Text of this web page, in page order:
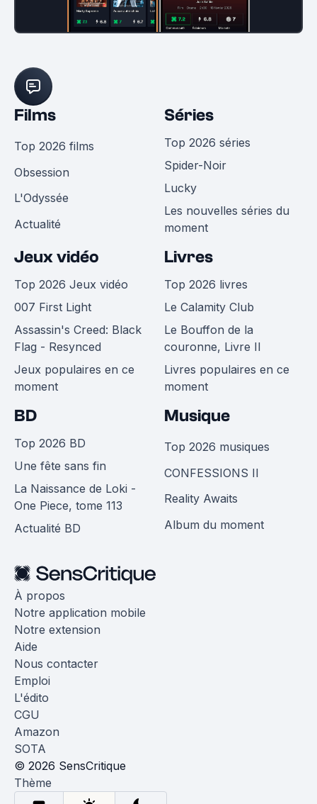
Films
Top 2026 films
Obsession
L'Odyssée
Actualité
Séries
Top 2026 séries
Spider-Noir
Lucky
Les nouvelles séries du
moment
Jeux vidéo
Top 2026 Jeux vidéo
007 First Light
Assassin's Creed: Black
Flag - Resynced
Jeux populaires en ce
moment
Livres
Top 2026 livres
Le Calamity Club
Le Bouffon de la
couronne, Livre II
Livres populaires en ce
moment
BD
Top 2026 BD
Une fête sans fin
La Naissance de Loki -
One Piece, tome 113
Actualité BD
Musique
Top 2026 musiques
CONFESSIONS II
Reality Awaits
Album du moment
À propos
Notre application mobile
Notre extension
Aide
Nous contacter
Emploi
L'édito
CGU
Amazon
SOTA
© 2026 SensCritique
Thème